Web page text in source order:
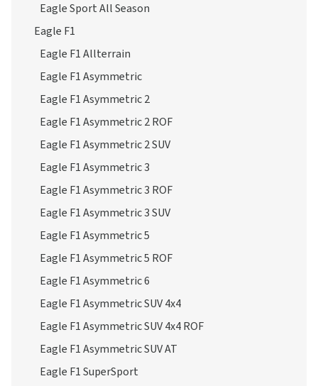
Eagle Sport All Season
Eagle F1
Eagle F1 Allterrain
Eagle F1 Asymmetric
Eagle F1 Asymmetric 2
Eagle F1 Asymmetric 2 ROF
Eagle F1 Asymmetric 2 SUV
Eagle F1 Asymmetric 3
Eagle F1 Asymmetric 3 ROF
Eagle F1 Asymmetric 3 SUV
Eagle F1 Asymmetric 5
Eagle F1 Asymmetric 5 ROF
Eagle F1 Asymmetric 6
Eagle F1 Asymmetric SUV 4x4
Eagle F1 Asymmetric SUV 4x4 ROF
Eagle F1 Asymmetric SUV AT
Eagle F1 SuperSport